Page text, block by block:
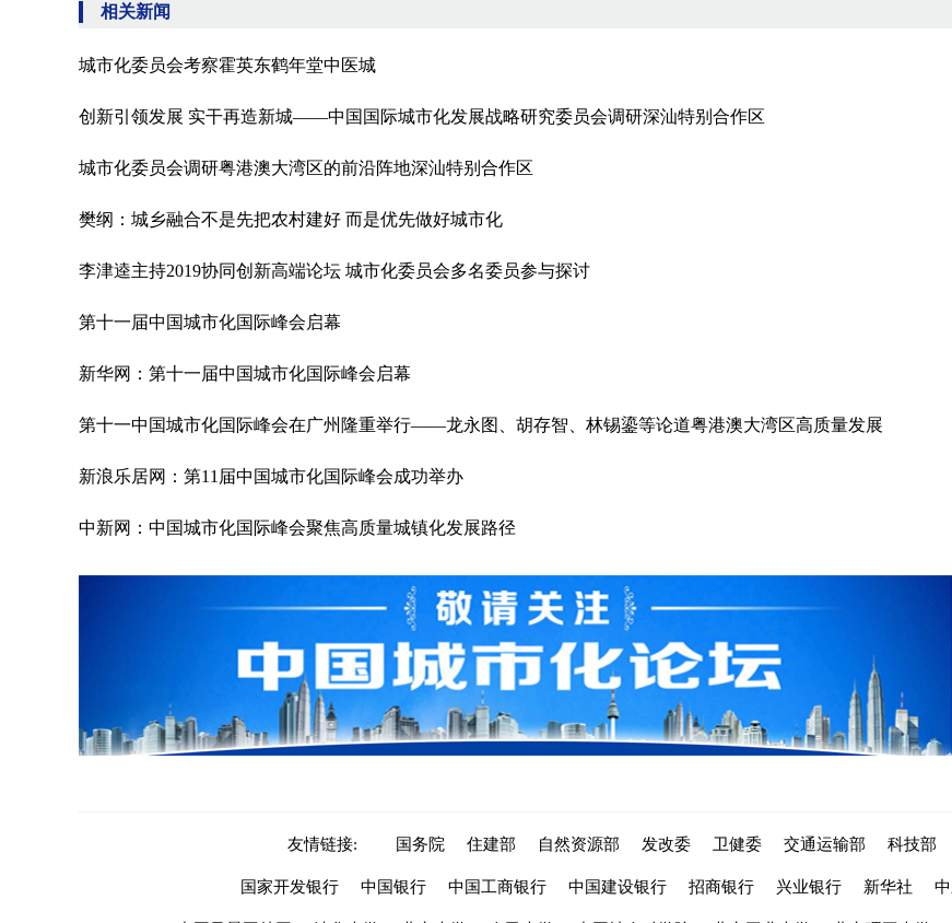
相关新闻
城市化委员会考察霍英东鹤年堂中医城
创新引领发展 实干再造新城——中国国际城市化发展战略研究委员会调研深汕特别合作区
城市化委员会调研粤港澳大湾区的前沿阵地深汕特别合作区
樊纲：城乡融合不是先把农村建好 而是优先做好城市化
李津逵主持2019协同创新高端论坛 城市化委员会多名委员参与探讨
第十一届中国城市化国际峰会启幕
新华网：第十一届中国城市化国际峰会启幕
第十一中国城市化国际峰会在广州隆重举行——龙永图、胡存智、林锡鎏等论道粤港澳大湾区高质量发展
新浪乐居网：第11届中国城市化国际峰会成功举办
中新网：中国城市化国际峰会聚焦高质量城镇化发展路径
友情链接: 国务院 住建部 自然资源部 发改委 卫健委 交通运输部 科技部
国家开发银行 中国银行 中国工商银行 中国建设银行 招商银行 兴业银行 新华社